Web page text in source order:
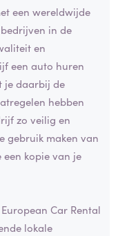
een wereldwijde
in de
en
een auto huren
je daarbij de
hebben
zo veilig en
gebruik maken van
kopie van je
Car Rental
lokale